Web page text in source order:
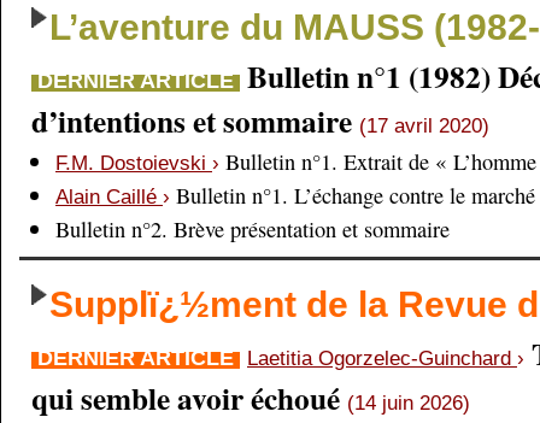
L’aventure du MAUSS
DERNIER ARTICLE Bulletin n°1 (1982)
d’intentions et sommaire (17 avril 2020)
F.M. Dostoievski › Bulletin n°1. Extrait de «
Alain Caillé › Bulletin n°1. L’échange contre le marché
Bulletin n°2. Brève présentation et sommaire
Supplï¿½ment de la Revue
DERNIER ARTICLE Laetitia Ogorzelec-Guinchard ›
qui semble avoir échoué (14 juin 2026)